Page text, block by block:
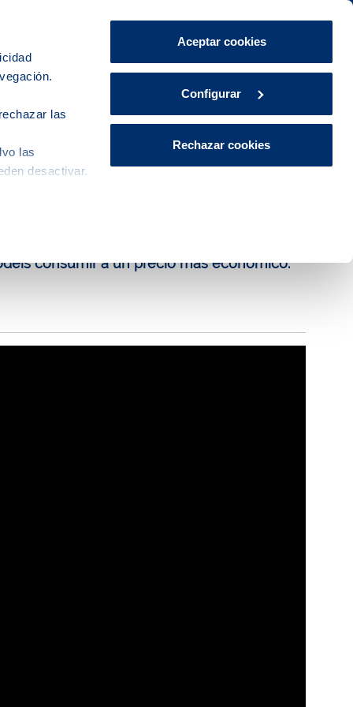
las
las
desactivar.
Aceptar cookies
Configurar
Rechazar cookies
CA ES Área de Clientes
Explora, educa y participa Contacto
consumir a un precio más económico.